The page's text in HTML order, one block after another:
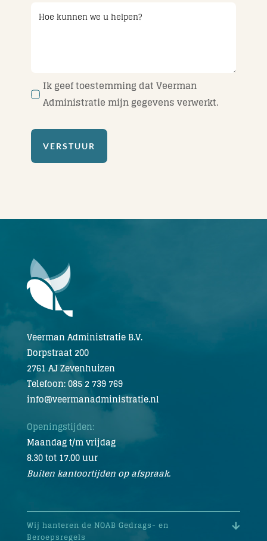
Ik geef toestemming dat Veerman
Administratie mijn gegevens verwerkt.
VERSTUUR
Veerman Administratie B.V.
Dorpstraat 200
2761 AJ Zevenhuizen
Telefoon: 085 2 739 769
info@veermanadministratie.nl
Openingstijden:
Maandag t/m vrijdag
8.30 tot 17.00 uur
Buiten kantoortijden op afspraak.
Wij hanteren de NOAB Gedrags- en
Beroepsregels